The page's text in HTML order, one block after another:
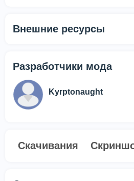
Внешние ресурсы
Разработчики мода
Kyrptonaught
Скачивания